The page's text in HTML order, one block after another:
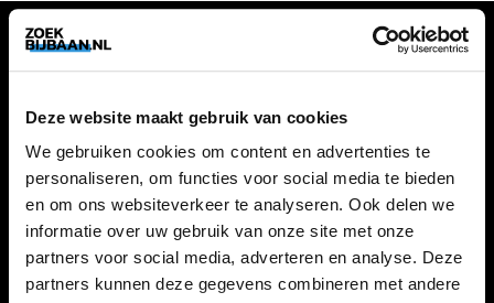
Deze website maakt gebruik van cookies
We gebruiken cookies om content en advertenties te
personaliseren, om functies voor social media te bieden
en om ons websiteverkeer te analyseren. Ook delen we
informatie over uw gebruik van onze site met onze
partners voor social media, adverteren en analyse. Deze
partners kunnen deze gegevens combineren met andere
ZOEKBIJBAAN
FAQ
Kennis maken met MELON
VACATURES
Alle vacatures